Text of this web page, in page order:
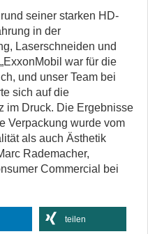
seiner starken HD-
in der
Laserschneiden und
war für die
und unser Team bei
sich auf die
im Druck. Die Ergebnisse
Verpackung wurde vom
als auch Ästhetik
Rademacher,
Commercial bei
teilen